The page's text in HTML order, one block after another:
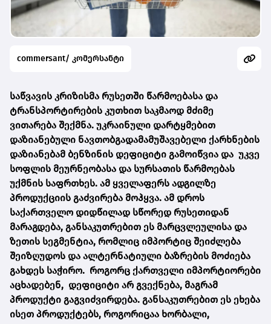
commersant/ კომერსანტი
საწვავის კრიზისმა რუსეთში წარმოებასა და
ტრანსპორტირების კუთხით საკმაოდ მძიმე
ვითარება შექმნა. უკრაინული დარტყმებით
დაზიანებული ნავთობგადამამუშავებელი ქარხნების
დაზიანებამ ბენზინის დეფიციტი გამოიწვია და უკვე
სოფლის მეურნეობასა და სურსათის წარმოებას
უქმნის საფრთხეს. ამ ყველაფერს ადგილზე
პროდუქციის გაძვირება მოჰყვა. ამ დროს
საქართველო დიდწილად სწორედ რუსეთიდან
მარაგდება, განსაკუთრებით ეს მარცვლეულისა და
ზეთის სეგმენტია, რომლიც იმპორტიც შეიძლება
შეიზღუდოს და ალტერნატიული ბაზრების მოძიება
გახდეს საჭირო. როგორც ქართველი იმპორტიორები
აცხადებენ, დეფიციტი არ გვექნება, მაგრამ
პროდუქტი გაგვიძვირდება. განსაკუთრებით ეს ეხება
ისეთ პროდუქტებს, როგორიცაა ხორბალი,